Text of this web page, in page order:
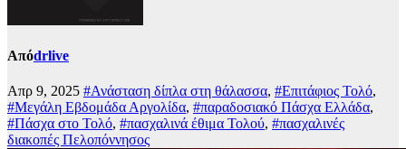
Απόdrlive
Απρ 9, 2025 #Ανάσταση δίπλα στη θάλασσα, #Επιτάφιος Τολό,
#Μεγάλη Εβδομάδα Αργολίδα, #παραδοσιακό Πάσχα Ελλάδα,
#Πάσχα στο Τολό, #πασχαλινά έθιμα Τολού, #πασχαλινές
διακοπές Πελοπόννησος